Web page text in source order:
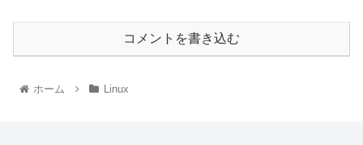
コメントを書き込む
ホーム Linux